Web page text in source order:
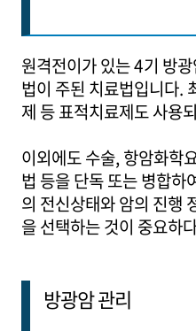
원격전이가 있는 4기 방
법이 주된 치료법입니다.
제 등 표적치료제도 사용
이외에도 수술, 항암화학
법 등을 단독 또는 병합하
의 전신상태와 암의 진행
을 선택하는 것이 중요하
방광암 관리